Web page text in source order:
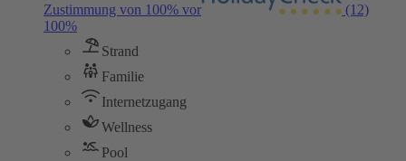
Zustimmung von 100% vor
(12)
100%
Strand
Familie
Internetzugang
Wellness
Pool